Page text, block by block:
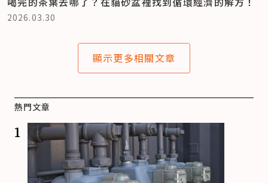
2026.03.30
顯示更多相關文章
熱門文章
1